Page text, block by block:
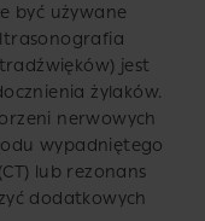
być używane
jest
żylaków.
nerwowych
wypadniętego
lub rezonans
dodatkowych